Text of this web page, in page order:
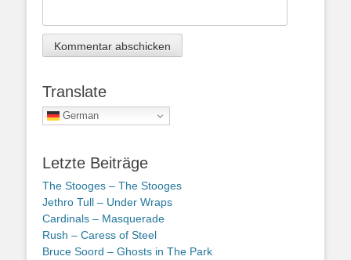
Translate
German
Letzte Beiträge
The Stooges – The Stooges
Jethro Tull – Under Wraps
Cardinals – Masquerade
Rush – Caress of Steel
Bruce Soord – Ghosts in The Park